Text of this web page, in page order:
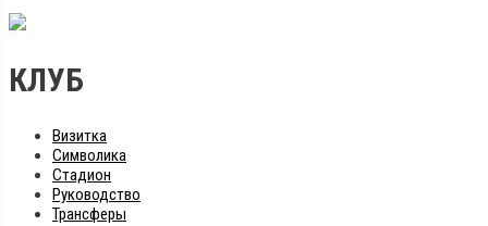
КЛУБ
Визитка
Символика
Стадион
Руководство
Трансферы